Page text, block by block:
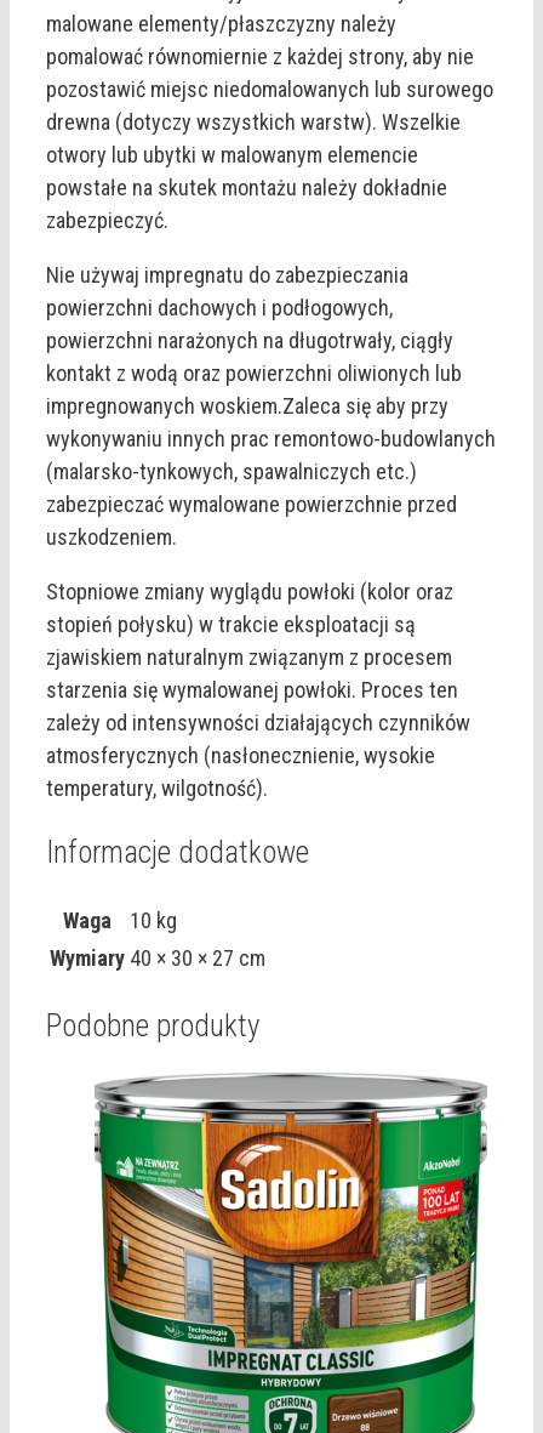
malowane elementy/płaszczyzny należy
pomalować równomiernie z każdej strony, aby nie
pozostawić miejsc niedomalowanych lub surowego
drewna (dotyczy wszystkich warstw). Wszelkie
otwory lub ubytki w malowanym elemencie
powstałe na skutek montażu należy dokładnie
zabezpieczyć.
Nie używaj impregnatu do zabezpieczania
powierzchni dachowych i podłogowych,
powierzchni narażonych na długotrwały, ciągły
kontakt z wodą oraz powierzchni oliwionych lub
impregnowanych woskiem.Zaleca się aby przy
wykonywaniu innych prac remontowo-budowlanych
(malarsko-tynkowych, spawalniczych etc.)
zabezpieczać wymalowane powierzchnie przed
uszkodzeniem.
Stopniowe zmiany wyglądu powłoki (kolor oraz
stopień połysku) w trakcie eksploatacji są
zjawiskiem naturalnym związanym z procesem
starzenia się wymalowanej powłoki. Proces ten
zależy od intensywności działających czynników
atmosferycznych (nasłonecznienie, wysokie
temperatury, wilgotność).
Informacje dodatkowe
Waga
10 kg
Wymiary 40 × 30 × 27 cm
Podobne produkty